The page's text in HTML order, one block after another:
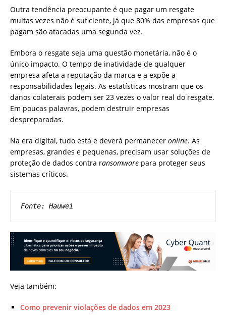
Outra tendência preocupante é que pagar um resgate
muitas vezes não é suficiente, já que 80% das empresas que
pagam são atacadas uma segunda vez.
Embora o resgate seja uma questão monetária, não é o
único impacto. O tempo de inatividade de qualquer
empresa afeta a reputação da marca e a expõe a
responsabilidades legais. As estatísticas mostram que os
danos colaterais podem ser 23 vezes o valor real do resgate.
Em poucas palavras, podem destruir empresas
despreparadas.
Na era digital, tudo está e deverá permanecer online. As
empresas, grandes e pequenas, precisam usar soluções de
proteção de dados contra ransomware para proteger seus
sistemas críticos.
Fonte: Hauwei
Veja também:
Como prevenir violações de dados em 2023